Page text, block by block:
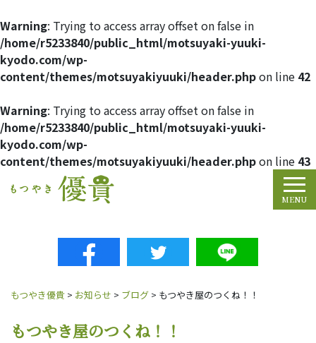
Warning: Trying to access array offset on false in
/home/r5233840/public_html/motsuyaki-yuuki-
kyodo.com/wp-
content/themes/motsuyakiyuuki/header.phpon line 42
Warning: Trying to access array offset on false in
/home/r5233840/public_html/motsuyaki-yuuki-
kyodo.com/wp-
content/themes/motsuyakiyuuki/header.phpon line 43
MENU
もつやき優貴 > お知らせ > ブログ > もつやき屋のつくね！！
もつやき屋のつくね！！